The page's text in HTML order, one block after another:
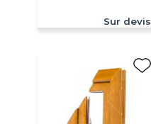
Sur devis